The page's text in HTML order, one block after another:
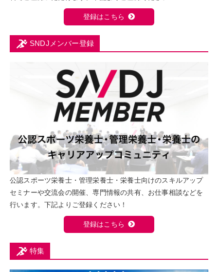
登録はこちら
SNDJメンバー登録
公認スポーツ栄養士・管理栄養士・栄養士向けのスキルアップ
セミナーや交流会の開催、専門情報の共有、お仕事相談などを
行います。下記よりご登録ください！
登録はこちら
特集